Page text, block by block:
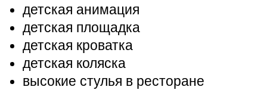
детская анимация
детская площадка
детская кроватка
детская коляска
высокие стулья в ресторане